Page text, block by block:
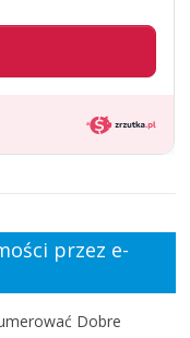
przez e-
Dobre